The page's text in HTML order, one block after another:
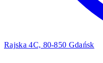
Rajska 4C, 80-850 Gdańsk